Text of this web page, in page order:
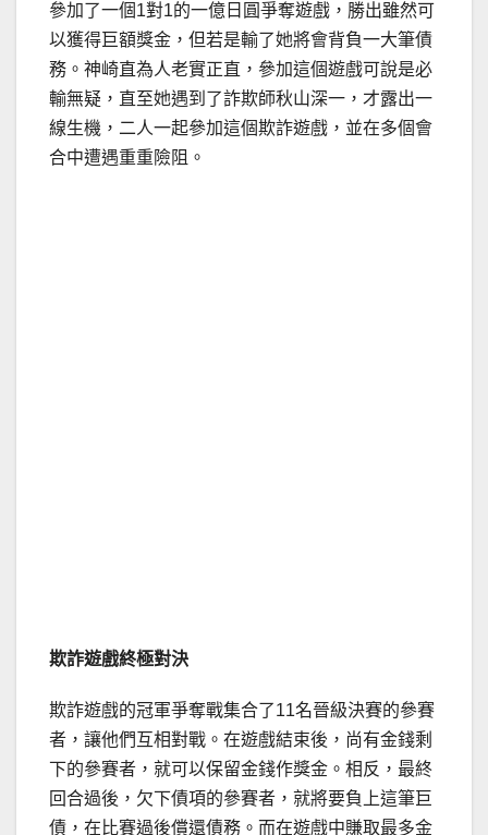
參加了一個1對1的一億日圓爭奪遊戲，勝出雖然可
以獲得巨額獎金，但若是輸了她將會背負一大筆債
務。神崎直為人老實正直，參加這個遊戲可說是必
輸無疑，直至她遇到了詐欺師秋山深一，才露出一
線生機，二人一起參加這個欺詐遊戲，並在多個會
合中遭遇重重險阻。
欺詐遊戲終極對決
欺詐遊戲的冠軍爭奪戰集合了11名晉級決賽的參賽
者，讓他們互相對戰。在遊戲結束後，尚有金錢剩
下的參賽者，就可以保留金錢作獎金。相反，最終
回合過後，欠下債項的參賽者，就將要負上這筆巨
債，在比賽過後償還債務。而在遊戲中賺取最多金